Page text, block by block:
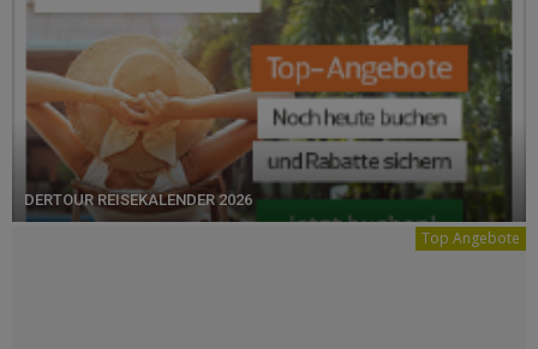
DERTOUR REISEKALENDER 2026
Top Angebote